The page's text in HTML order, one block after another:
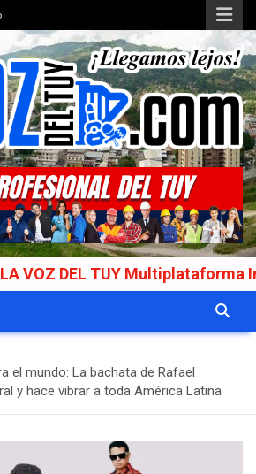
DEL TUY Multiplataforma
el mundo: La bachata de Rafael
y hace vibrar a toda América Latina